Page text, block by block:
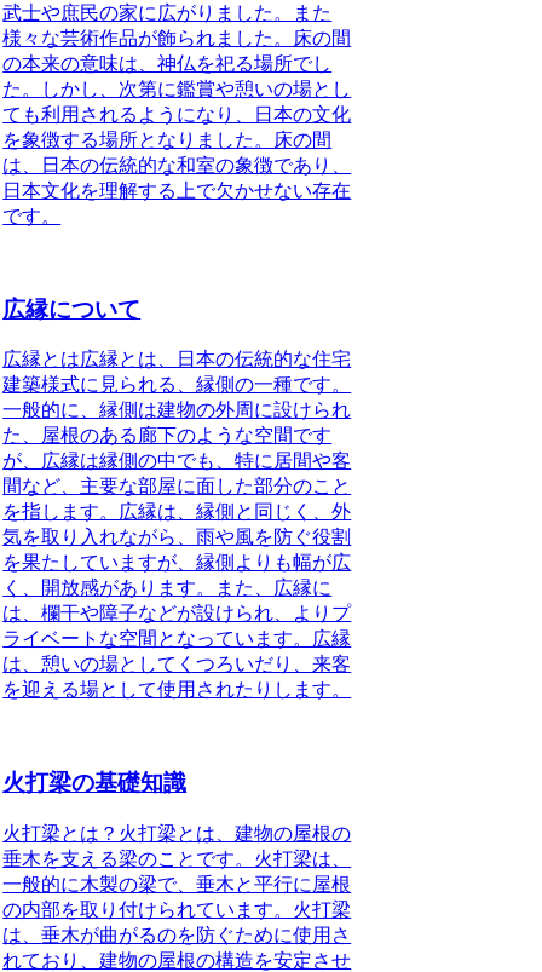
武士や庶民の家に広がりました。また
様々な芸術作品が飾られました。床の間
の本来の意味は、神仏を祀る場所でし
た。しかし、次第に鑑賞や憩いの場とし
ても利用されるようになり、日本の文化
を象徴する場所となりました。床の間
は、日本の伝統的な和室の象徴であり、
日本文化を理解する上で欠かせない存在
です。
広縁について
広縁とは広縁とは、日本の伝統的な住宅
建築様式に見られる、縁側の一種です。
一般的に、縁側は建物の外周に設けられ
た、屋根のある廊下のような空間です
が、広縁は縁側の中でも、特に居間や客
間など、主要な部屋に面した部分のこと
を指します。広縁は、縁側と同じく、外
気を取り入れながら、雨や風を防ぐ役割
を果たしていますが、縁側よりも幅が広
く、開放感があります。また、広縁に
は、欄干や障子などが設けられ、よりプ
ライベートな空間となっています。広縁
は、憩いの場としてくつろいだり、来客
を迎える場として使用されたりします。
火打梁の基礎知識
火打梁とは？火打梁とは、建物の屋根の
垂木を支える梁のことです。火打梁は、
一般的に木製の梁で、垂木と平行に屋根
の内部を取り付けられています。火打梁
は、垂木が曲がるのを防ぐために使用さ
れており、建物の屋根の構造を安定させ